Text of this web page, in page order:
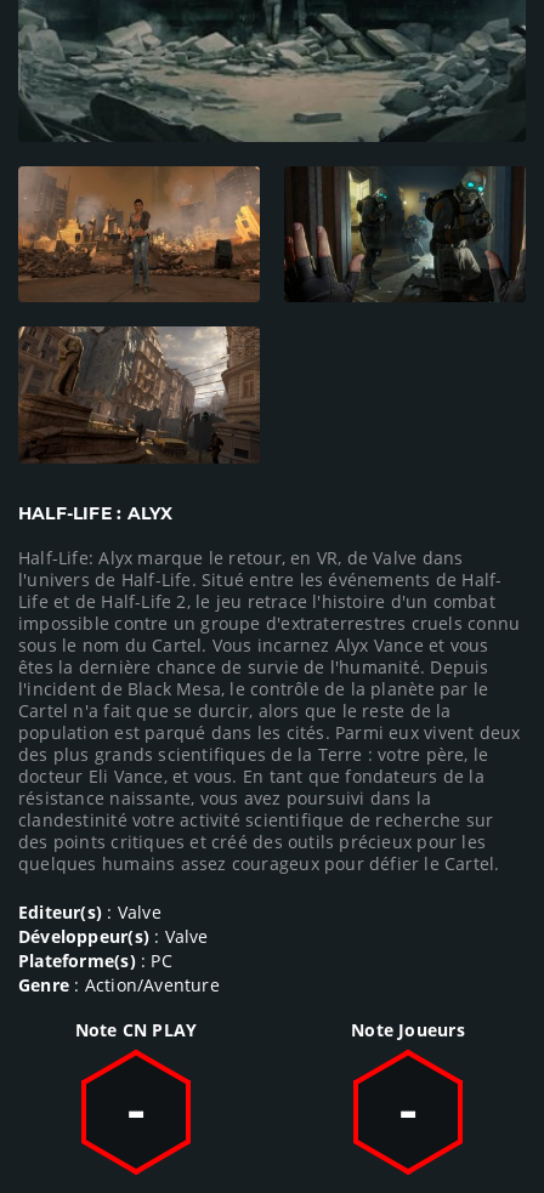
HALF-LIFE : ALYX
Half-Life: Alyx marque le retour, en VR, de Valve dans
l'univers de Half-Life. Situé entre les événements de Half-
Life et de Half-Life 2, le jeu retrace l'histoire d'un combat
impossible contre un groupe d'extraterrestres cruels connu
sous le nom du Cartel. Vous incarnez Alyx Vance et vous
êtes la dernière chance de survie de l'humanité. Depuis
l'incident de Black Mesa, le contrôle de la planète par le
Cartel n'a fait que se durcir, alors que le reste de la
population est parqué dans les cités. Parmi eux vivent deux
des plus grands scientifiques de la Terre : votre père, le
docteur Eli Vance, et vous. En tant que fondateurs de la
résistance naissante, vous avez poursuivi dans la
clandestinité votre activité scientifique de recherche sur
des points critiques et créé des outils précieux pour les
quelques humains assez courageux pour défier le Cartel.
Editeur(s) : Valve
Développeur(s): Valve
Plateforme(s): PC
Genre : Action/Aventure
Note CN PLAY
-
Note Joueurs
-